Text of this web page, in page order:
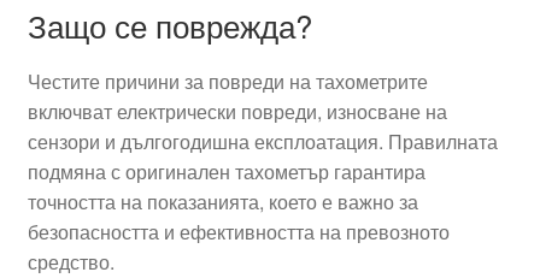
Защо се поврежда?
Честите причини за повреди на тахометрите
включват електрически повреди, износване на
сензори и дългогодишна експлоатация. Правилната
подмяна с оригинален тахометър гарантира
точността на показанията, което е важно за
безопасността и ефективността на превозното
средство.